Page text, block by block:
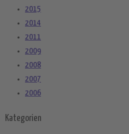
2015
2014
2011
2009
2008
2007
2006
Kategorien